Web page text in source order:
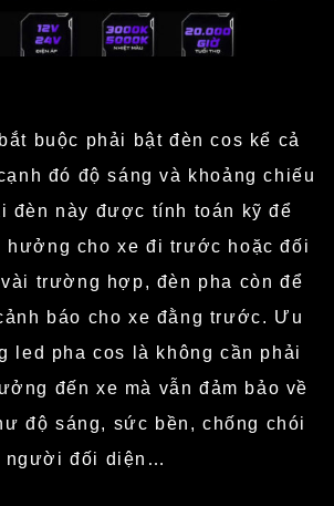
buộc phải bật đèn cos kể cả
đó độ sáng và khoảng chiếu
đèn này được tính toán kỹ để
hưởng cho xe đi trước hoặc đối
trường hợp, đèn pha còn để
báo cho xe đằng trước. Ưu
led pha cos là không cần phải
đến xe mà vẫn đảm bảo về
độ sáng, sức bền, chống chói
người đối diện…